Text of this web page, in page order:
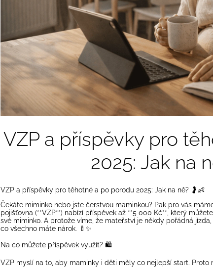
VZP a příspěvky pro
2025: Jak na
VZP a příspěvky pro těhotné a po porodu 2025: Jak na ně? 🤰👶
Čekáte miminko nebo jste čerstvou maminkou? Pak pro vás
pojišťovna (**VZP**) nabízí příspěvek až **5 000 Kč**, který
své miminko. A protože víme, že mateřství je někdy pořádná
co všechno máte nárok. 🍼✨
Na co můžete příspěvek využít? 🛍️
VZP myslí na to, aby maminky i děti měly co nejlepší start. Proto